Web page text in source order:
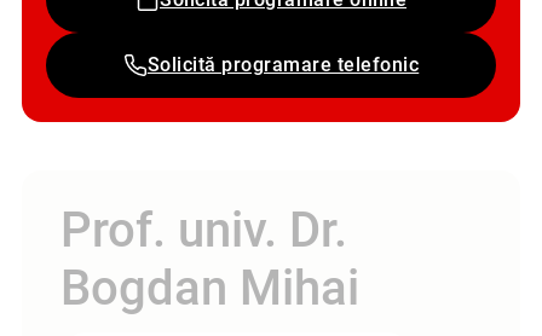
Solicită programare telefonic
Prof. univ. Dr.
Bogdan Mihai